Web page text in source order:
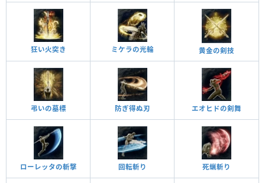
狂い火突き ミケラの光輪 黄金の剣技
弔いの墓標 防ぎ得ぬ刃 エオヒドの剣舞
ローレッタの斬撃 回転斬り 死蝋斬り